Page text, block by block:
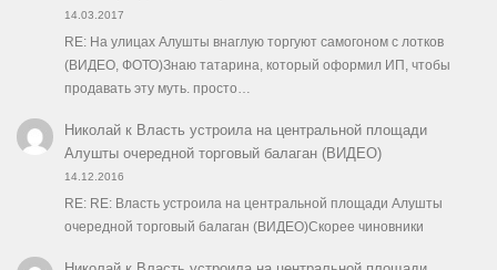
14.03.2017
RE: На улицах Алушты внаглую торгуют самогоном с лотков
(ВИДЕО, ФОТО)Знаю татарина, который оформил ИП, чтобы
продавать эту муть. просто…
Николайк Власть устроила на центральной площади
Алушты очередной торговый балаган (ВИДЕО)
14.12.2016
RE: RE: Власть устроила на центральной площади Алушты
очередной торговый балаган (ВИДЕО)Скорее чиновники